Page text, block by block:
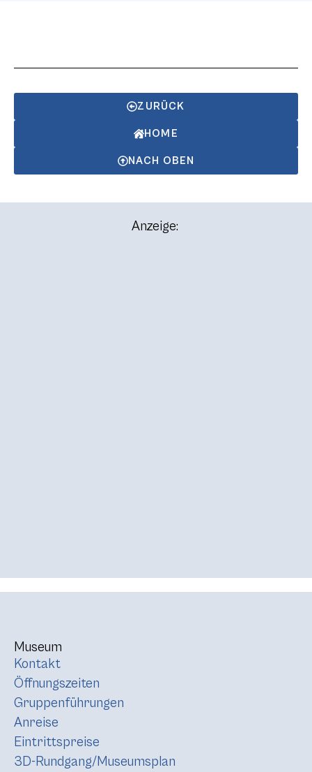
ZURÜCK
HOME
NACH OBEN
Anzeige:
Museum
Kontakt
Öffnungszeiten
Gruppenführungen
Anreise
Eintrittspreise
3D-Rundgang/Museumsplan